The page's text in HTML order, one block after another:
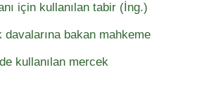
için kullanılan tabir (İng.)
davalarına bakan mahkeme
kullanılan mercek